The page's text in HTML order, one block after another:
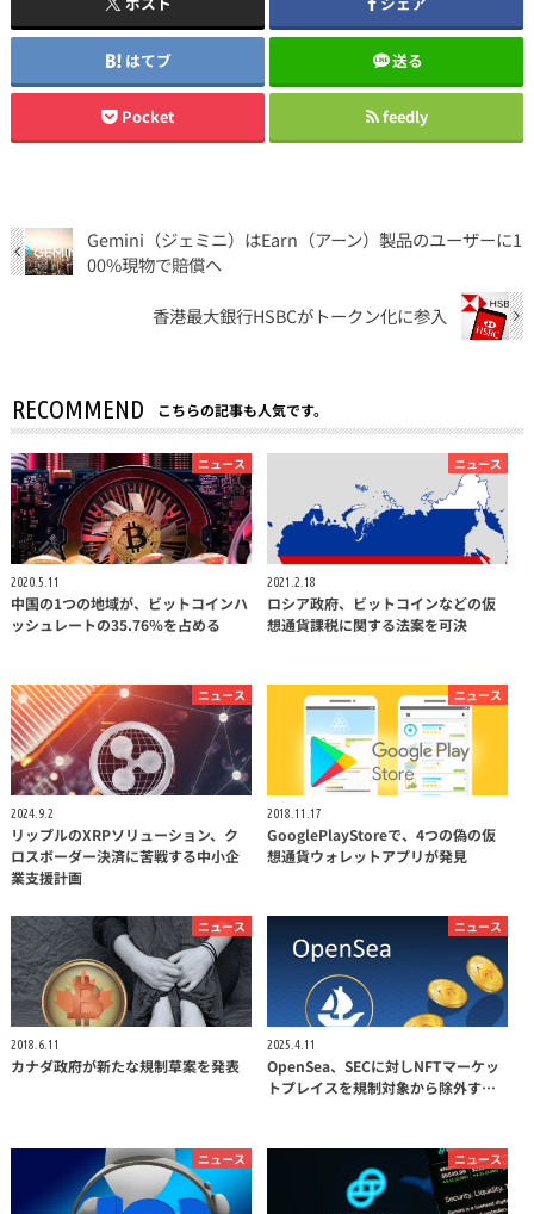
はてブ 送る
Pocket feedly
Gemini（ジェミニ）はEarn（アーン）製品のユーザーに1
00%現物で賠償へ
香港最大銀行HSBCがトークン化に参入
RECOMMEND こちらの記事も人気です。
ニュース
2020.5.11
中国の1つの地域が、ビットコインハ
ッシュレートの35.76％を占める
ニュース
2021.2.18
ロシア政府、ビットコインなどの仮
想通貨課税に関する法案を可決
ニュース
2024.9.2
リップルのXRPソリューション、ク
ロスボーダー決済に苦戦する中小企
業支援計画
ニュース
2018.11.17
GooglePlayStoreで、4つの偽の仮
想通貨ウォレットアプリが発見
ニュース
2018.6.11
カナダ政府が新たな規制草案を発表
ニュース
2025.4.11
OpenSea、SECに対しNFTマーケッ
トプレイスを規制対象から除外す…
ニュース ニュース